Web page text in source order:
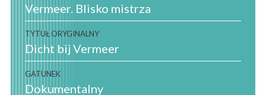
Vermeer. Blisko mistrza
TYTUŁ ORYGINALNY
Dicht bij Vermeer
GATUNEK
Dokumentalny